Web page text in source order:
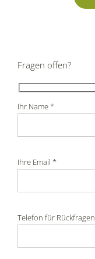
Fragen offen?
Ihr Name *
Ihre Email *
Telefon für Rückfragen